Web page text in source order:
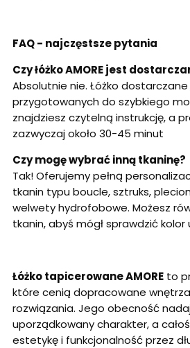
FAQ - najczęstsze pytania
Czy łóżko AMORE jest
Absolutnie nie. Łóżko
przygotowanych do szybkiego
znajdziesz czytelną instrukcję, a
zazwyczaj około 30-45 minut
Czy mogę wybrać inną tkaninę?
Tak! Oferujemy pełną
tkanin typu boucle, sztruks,
welwety hydrofobowe. Możesz
tkanin, abyś mógł sprawdzić kolor
Łóżko tapicerowane AMORE to
które cenią dopracowane
rozwiązania. Jego obecność
uporządkowany charakter, a
estetykę i funkcjonalność przez